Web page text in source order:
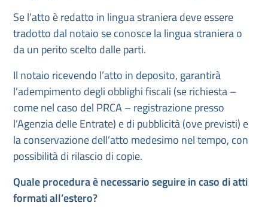
Se l’atto è redatto in lingua straniera deve essere
tradotto dal notaio se conosce la lingua straniera o
da un perito scelto dalle parti.
Il notaio ricevendo l’atto in deposito, garantirà
l’adempimento degli obblighi fiscali (se richiesta –
come nel caso del PRCA – registrazione presso
l’Agenzia delle Entrate) e di pubblicità (ove previsti) e
la conservazione dell’atto medesimo nel tempo, con
possibilità di rilascio di copie.
Quale procedura è necessario seguire in caso di atti
formati all’estero?